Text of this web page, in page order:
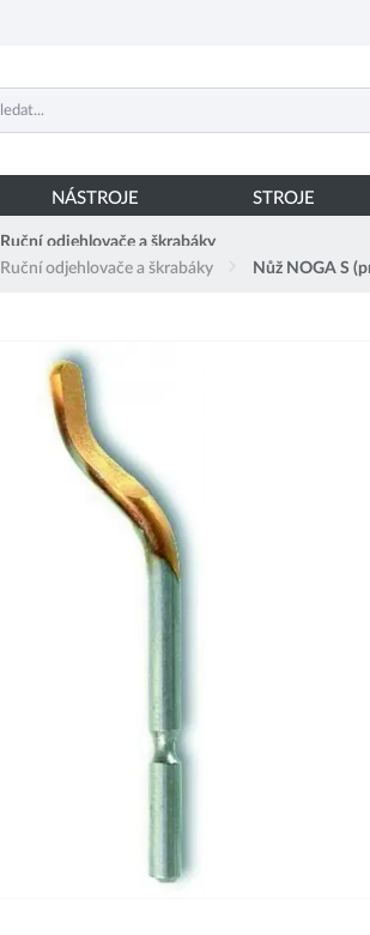
NÁSTROJE STROJE
Ruční odjehlovače a škrabáky
Ruční odjehlovače a škrabáky Nůž NOGA S